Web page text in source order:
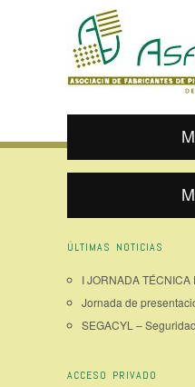
ÚLTIMAS NOTICIAS
I JORNADA TÉCNICA
Jornada de
SEGACYL –
ACCESO PRIVADO